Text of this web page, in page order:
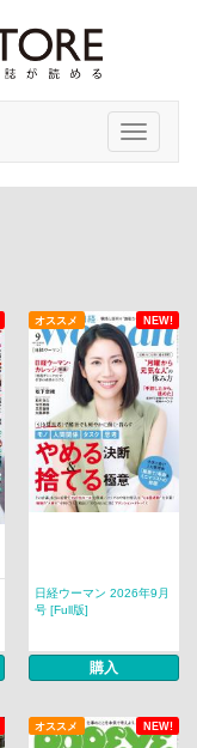
Toggle
NEW!
オススメ
日経ウーマン 2026年9月
号 [Full版]
購入
NEW!
オススメ